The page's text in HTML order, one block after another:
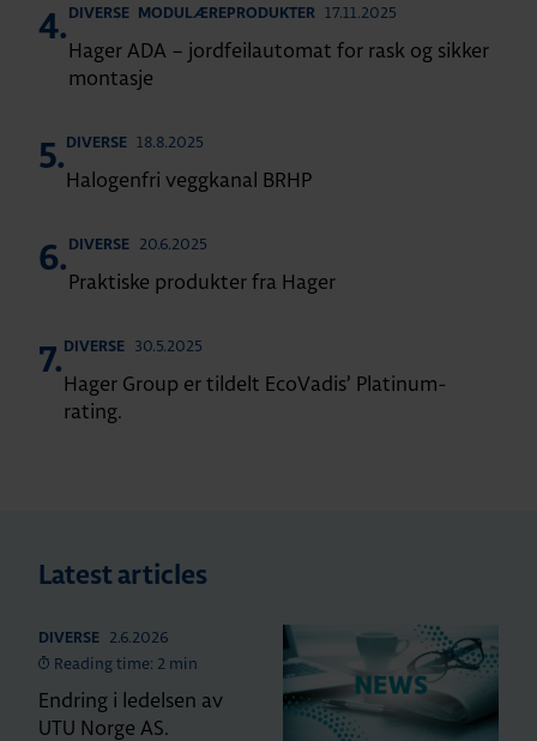
4. DIVERSE MODULÆREPRODUKTER 17.11.2025
Hager ADA – jordfeilautomat for rask og sikker
montasje
5. DIVERSE 18.8.2025
Halogenfri veggkanal BRHP
6. DIVERSE 20.6.2025
Praktiske produkter fra Hager
7. DIVERSE 30.5.2025
Hager Group er tildelt EcoVadis’ Platinum-
rating.
Latest articles
DIVERSE
2.6.2026
Reading time: 2 min
Endring i ledelsen av
UTU Norge AS.